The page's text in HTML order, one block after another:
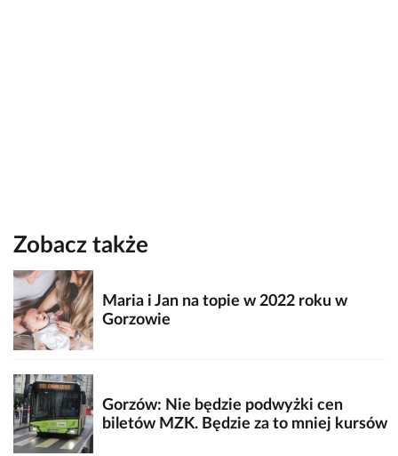
Zobacz także
Maria i Jan na topie w 2022 roku w
Gorzowie
Gorzów: Nie będzie podwyżki cen
biletów MZK. Będzie za to mniej kursów